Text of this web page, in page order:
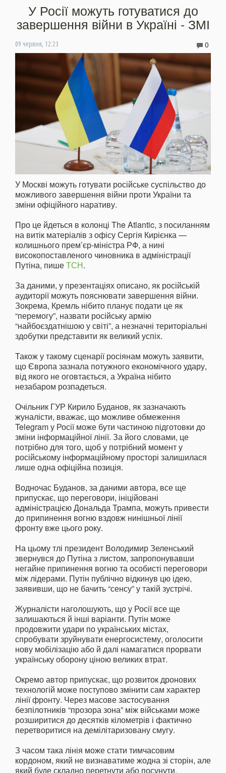
У Росії можуть готуватися до
завершення війни в Україні - ЗМІ
09 червня, 12:23 0
У Москві можуть готувати російське суспільство до
можливого завершення війни проти України та
зміни офіційного наративу.
Про це йдеться в колонці The Atlantic, з посиланням
на витік матеріалів з офісу Сергія Кирієнка —
колишнього прем’єр-міністра РФ, а нині
високопоставленого чиновника в адміністрації
Путіна, пишеТСН.
За даними, у презентаціях описано, як російській
аудиторії можуть пояснювати завершення війни.
Зокрема, Кремль нібито планує подати це як
“перемогу”, назвати російську армію
“найбоєздатнішою у світі”, а незначні територіальні
здобутки представити як великий успіх.
Також у такому сценарії росіянам можуть заявити,
що Європа зазнала потужного економічного удару,
від якого не оговтається, а Україна нібито
незабаром розпадеться.
Очільник ГУР Кирило Буданов, як зазначають
жуналісти, вважає, що можливе обмеження
Telegram у Росії може бути частиною підготовки до
зміни інформаційної лінії. За його словами, це
потрібно для того, щоб у потрібний момент у
російському інформаційному просторі залишилася
лише одна офіційна позиція.
Водночас Буданов, за даними автора, все ще
припускає, що переговори, ініційовані
адміністрацією Дональда Трампа, можуть привести
до припинення вогню вздовж нинішньої лінії
фронту вже цього року.
На цьому тлі президент Володимир Зеленський
звернувся до Путіна з листом, запропонувавши
негайне припинення вогню та особисті переговори
між лідерами. Путін публічно відкинув цю ідею,
заявивши, що не бачить “сенсу” у такій зустрічі.
Журналісти наголошують, що у Росії все ще
залишаються й інші варіанти. Путін може
продовжити удари по українських містах,
спробувати зруйнувати енергосистему, оголосити
нову мобілізацію або й далі намагатися прорвати
українську оборону ціною великих втрат.
Окремо автор припускає, що розвиток дронових
технологій може поступово змінити сам характер
лінії фронту. Через масове застосування
безпілотників “прозора зона” між військами може
розширитися до десятків кілометрів і фактично
перетворитися на демілітаризовану смугу.
З часом така лінія може стати тимчасовим
кордоном, який не визнаватиме жодна зі сторін, але
який буде складно перетнути або посунути.